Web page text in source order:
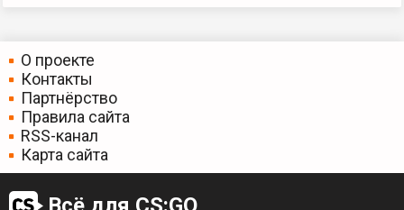
О проекте
Контакты
Партнёрство
Правила сайта
RSS-канал
Карта сайта